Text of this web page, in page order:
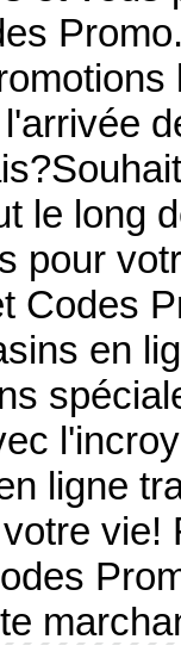
le long
pour
Codes
en
ligne